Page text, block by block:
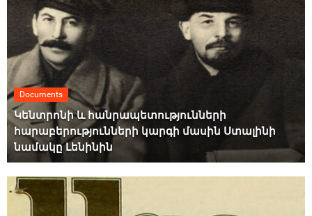
Documents
Կենտրոնի և հանրապետությունների
հարաբերությունների կարգի մասին Ստալինի
նամակը Լենինին